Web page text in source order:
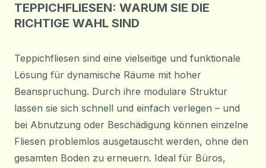
TEPPICHFLIESEN: WARUM SIE DIE
RICHTIGE WAHL SIND
Teppichfliesen sind eine vielseitige und funktionale
Lösung für dynamische Räume mit hoher
Beanspruchung. Durch ihre modulare Struktur
lassen sie sich schnell und einfach verlegen – und
bei Abnutzung oder Beschädigung können einzelne
Fliesen problemlos ausgetauscht werden, ohne den
gesamten Boden zu erneuern. Ideal für Büros,